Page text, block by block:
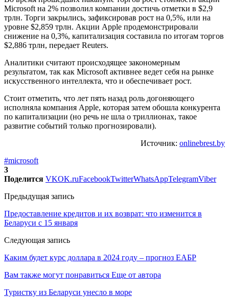
Microsoft на 2% позволил компании достичь отметки в $2,9
трлн. Торги закрылись, зафиксировав рост на 0,5%, или на
уровне $2,859 трлн. Акции Apple продемонстрировали
снижение на 0,3%, капитализация составила по итогам торгов
$2,886 трлн, передает Reuters.
Аналитики считают происходящее закономерным
результатом, так как Microsoft активнее ведет себя на рынке
искусственного интеллекта, что и обеспечивает рост.
Стоит отметить, что лет пять назад роль догоняющего
исполняла компания Apple, которая затем обошла конкурента
по капитализации (но речь не шла о триллионах, такое
развитие событий только прогнозировали).
Источник: onlinebrest.by
#microsoft
3
Поделится VKOK.ruFacebookTwitterWhatsAppTelegramViber
Предыдущая запись
Предоставление кредитов и их возврат: что изменится в
Беларуси с 15 января
Следующая запись
Каким будет курс доллара в 2024 году – прогноз ЕАБР
Вам также могут понравиться Еще от автора
Туристку из Беларуси унесло в море